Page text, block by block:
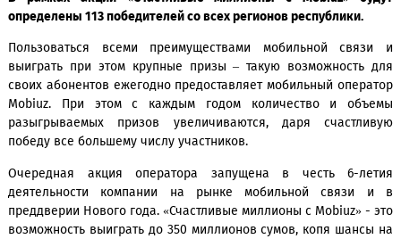
В рамках акции «Счастливые миллионы с Mobiuz»
определены 113 победителей со всех регионов
Пользоваться всеми преимуществами мобильной
выиграть при этом крупные призы – такую
Mobiuz. При этом с каждым годом количество и
разыгрываемых призов увеличиваются, даря
победу все большему числу участников.